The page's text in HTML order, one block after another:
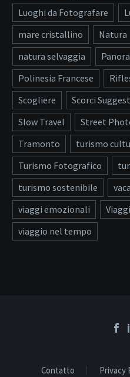
Luoghi da Fotografare
mare cristallino
Natura
natura selvaggia
Polinesia Francese
Scogliere
Scorci
Slow Travel
Street
Tramonto
turismo
Turismo Fotografico
turismo sostenibile
viaggi emozionali
viaggio nel tempo
Contatto Privacy